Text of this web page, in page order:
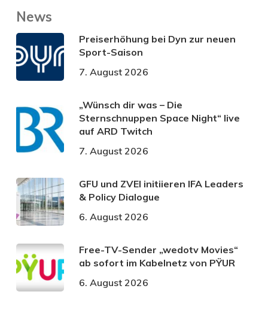
News
Preiserhöhung bei Dyn zur neuen
Sport-Saison
7. August 2026
„Wünsch dir was – Die
Sternschnuppen Space Night“ live
auf ARD Twitch
7. August 2026
GFU und ZVEI initiieren IFA Leaders
& Policy Dialogue
6. August 2026
Free-TV-Sender „wedotv Movies“
ab sofort im Kabelnetz von PŸUR
6. August 2026